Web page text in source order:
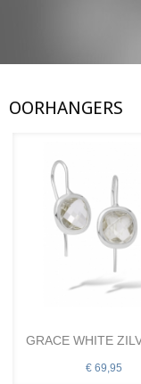
OORHANGERS
GRACE WHITE
€ 69,95